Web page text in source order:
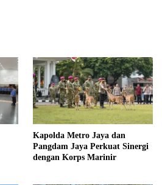
Kapolda Metro Jaya dan
Pangdam Jaya Perkuat Sinergi
dengan Korps Marinir